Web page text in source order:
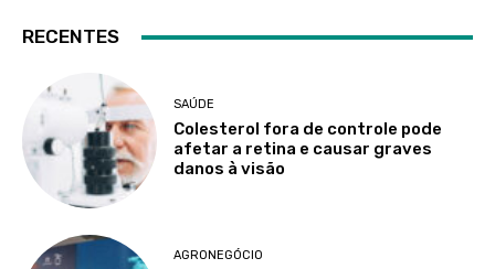
RECENTES
SAÚDE
Colesterol fora de controle pode
afetar a retina e causar graves
danos à visão
AGRONEGÓCIO